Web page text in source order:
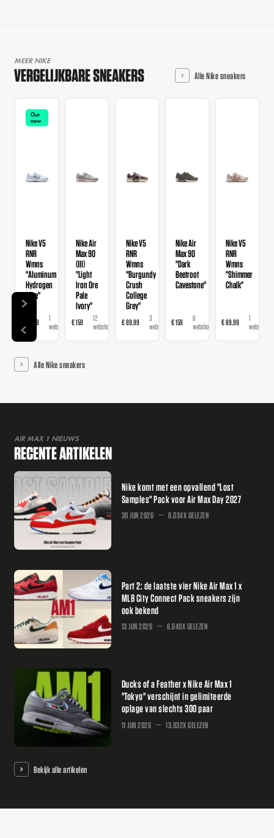
MEER NIKE
VERGELIJKBARE SNEAKERS Alle Nike sneakers
Out
now
Nike V5
RNR
Wmns
"Aluminum
Hydrogen
Blue"
€ 89,99
1
webshop
Nike Air
Max 90
(III)
"Light
Iron Ore
Pale
Ivory"
€ 159
12
webshops
Nike V5
RNR
Wmns
"Burgundy
Crush
College
Grey"
€ 89,99
3
webshops
Nike Air
Max 90
"Dark
Beetroot
Cavestone"
€ 159
6
webshops
Nike V5
RNR
Wmns
"Shimmer
Chalk"
€ 89,99
1
webshop
Alle Nike sneakers
AIR MAX 1 NIEUWS
RECENTE ARTIKELEN
Nike komt met een opvallend "Lost
Samples" Pack voor Air Max Day 2027
30 JUN 2026 6.034X GELEZEN
Part 2: de laatste vier Nike Air Max 1 x
MLB City Connect Pack sneakers zijn
ook bekend
13 JUN 2026 6.640X GELEZEN
Ducks of a Feather x Nike Air Max 1
"Tokyo" verschijnt in gelimiteerde
oplage van slechts 300 paar
11 JUN 2026 13.932X GELEZEN
Bekijk alle artikelen